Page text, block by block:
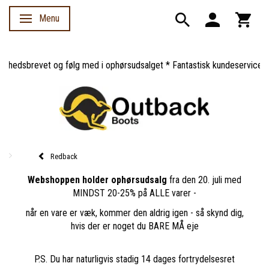
Skifte navigation
Menu
og følg med i ophørsudsalget * Fantastisk kundeservice *
Redback
Webshoppen holder ophørsudsalg fra den 20. juli med
MINDST 20-25% på ALLE varer -
når en vare er væk, kommer den aldrig igen - så skynd dig,
hvis der er noget du BARE MÅ eje
P.S. Du har naturligvis stadig 14 dages fortrydelsesret